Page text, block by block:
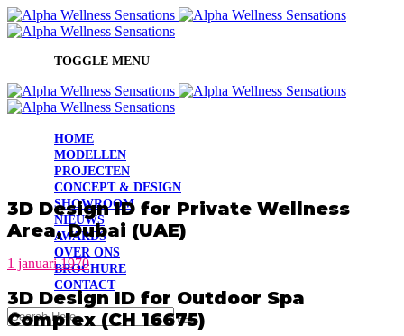
TOGGLE MENU
HOME
MODELLEN
PROJECTEN
CONCEPT & DESIGN
SHOWROOM
NIEUWS
AWARDS
OVER ONS
BROCHURE
CONTACT
3D Design ID for Private Wellness
Area, Dubai (UAE)
1 januari 1970
3D Design ID for Outdoor Spa
Complex (CH 16675)